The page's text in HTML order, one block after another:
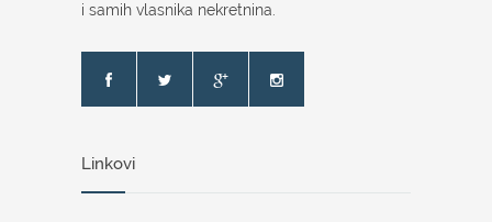
i samih vlasnika nekretnina.
Linkovi